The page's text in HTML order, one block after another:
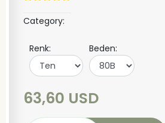
Category:
Renk: Beden:
63,60 USD